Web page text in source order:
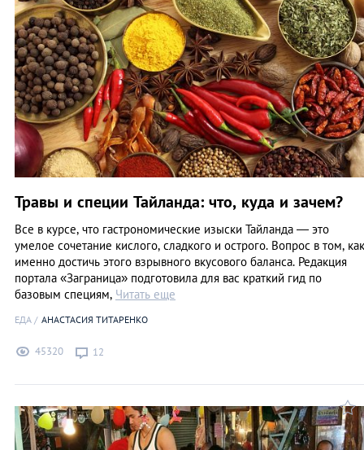
Травы и специи Тайланда: что, куда и зачем?
Все в курсе, что гастрономические изыски Тайланда — это
умелое сочетание кислого, сладкого и острого. Вопрос в том, как
именно достичь этого взрывного вкусового баланса. Редакция
портала «Заграница» подготовила для вас краткий гид по
базовым специям, Читать еще
ЕДА АНАСТАСИЯ ТИТАРЕНКО
45320 12